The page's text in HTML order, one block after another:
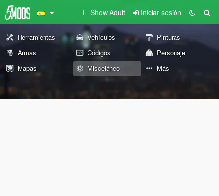
Show Adult Iniciar sesión
Herramientas Vehículos
Pinturas
Armas
Códigos
Personaje
Mapas
Misceláneo Más